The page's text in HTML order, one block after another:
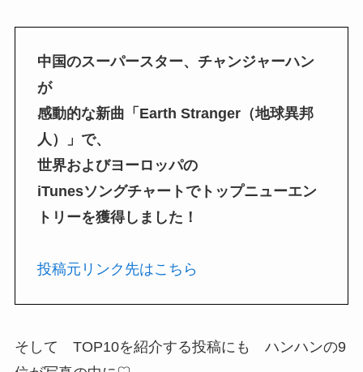
中国のスーパースター、チャンジャーハン
が
感動的な新曲「Earth Stranger（地球異邦
人）」で、
世界およびヨーロッパの
iTunesソングチャートでトップニューエン
トリーを獲得しました！
投稿元リンク先はこちら
そして TOP10を紹介する投稿にも ハンハンの9